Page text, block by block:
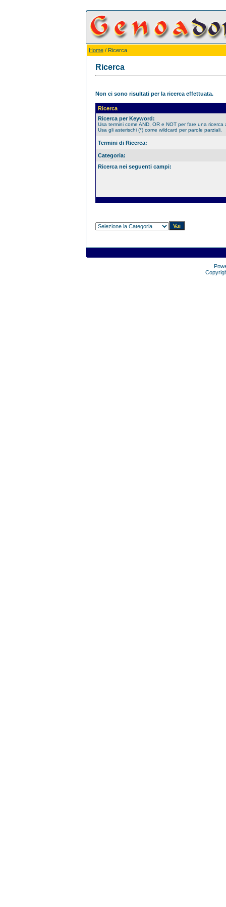
Home / Ricerca
Ricerca
Non ci sono risultati per la ricerca effettuata.
Ricerca
Ricerca per Keyword:
Usa termini come AND, OR e NOT per fare una ricerca
Usa gli asterischi (*) come wildcard per parole parziali.
Termini di Ricerca:
Categoria:
Ricerca nei seguenti campi: